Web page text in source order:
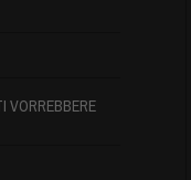
VORREBBERE